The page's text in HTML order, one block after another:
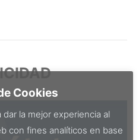
Cookies
la mejor experiencia al
con fines analíticos en base